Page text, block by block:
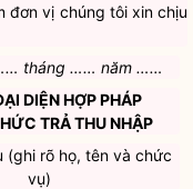
đơn vị chúng tôi xin chịu
tháng …… năm ……
DIỆN HỢP PHÁP
TRẢ THU NHẬP
(ghi rõ họ, tên và chức
vụ)